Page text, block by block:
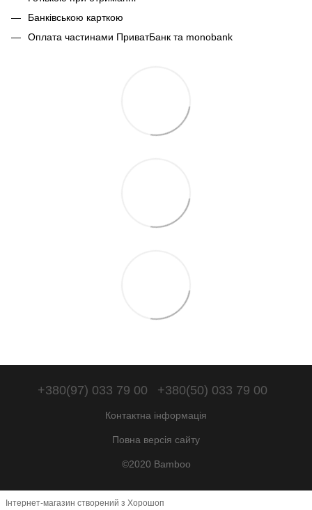
Банківською карткою
Оплата частинами ПриватБанк та monobank
+380(97) 033 79 00 +380(50) 033 79 00
Контактна інформація
Повна версія сайту
©2020 Bamboo
Інтернет-магазин створений з Хорошоп